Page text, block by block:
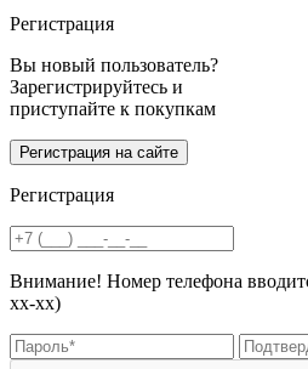
Регистрация
Вы новый пользователь?
Зарегистрируйтесь и
приступайте к покупкам
Регистрация
Внимание! Номер телефона
хх-хх)